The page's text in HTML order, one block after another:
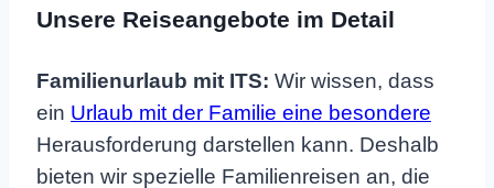
Unsere Reiseangebote im Detail
Familienurlaub mit ITS: Wir wissen, dass
ein Urlaub mit der Familie eine besondere
Herausforderung darstellen kann. Deshalb
bieten wir spezielle Familienreisen an, die